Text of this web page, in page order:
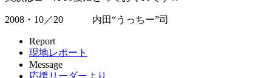
2008・10／20 内田“うっちー”司
Report
現地レポート
Message
応援リーダーより